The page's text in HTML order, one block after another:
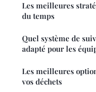
Les meilleures
du temps
Quel système de
adapté pour les
Les meilleures
vos déchets